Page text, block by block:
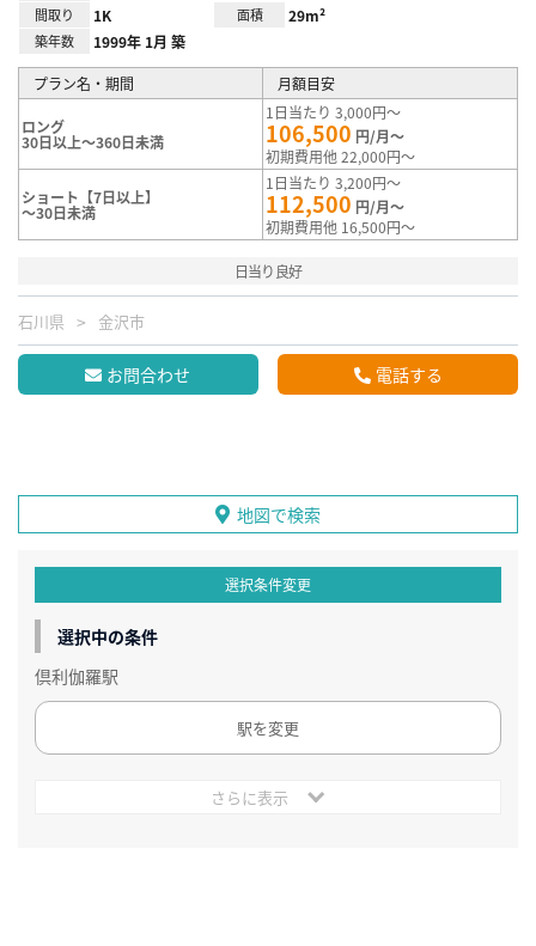
間取り 1K 面積 29m²
築年数 1999年 1月 築
プラン名・期間 月額目安
ロング
30日以上～360日未満
1日当たり 3,000円～
106,500 円/月～
初期費用他 22,000円～
ショート【7日以上】
～30日未満
1日当たり 3,200円～
112,500 円/月～
初期費用他 16,500円～
日当り良好
石川県 金沢市
お問合わせ 電話する
地図で検索
選択条件変更
選択中の条件
倶利伽羅駅
駅を変更
さらに表示